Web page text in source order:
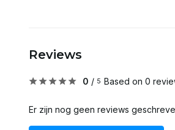
Reviews
0 / 5 Based on 0
Er zijn nog geen reviews